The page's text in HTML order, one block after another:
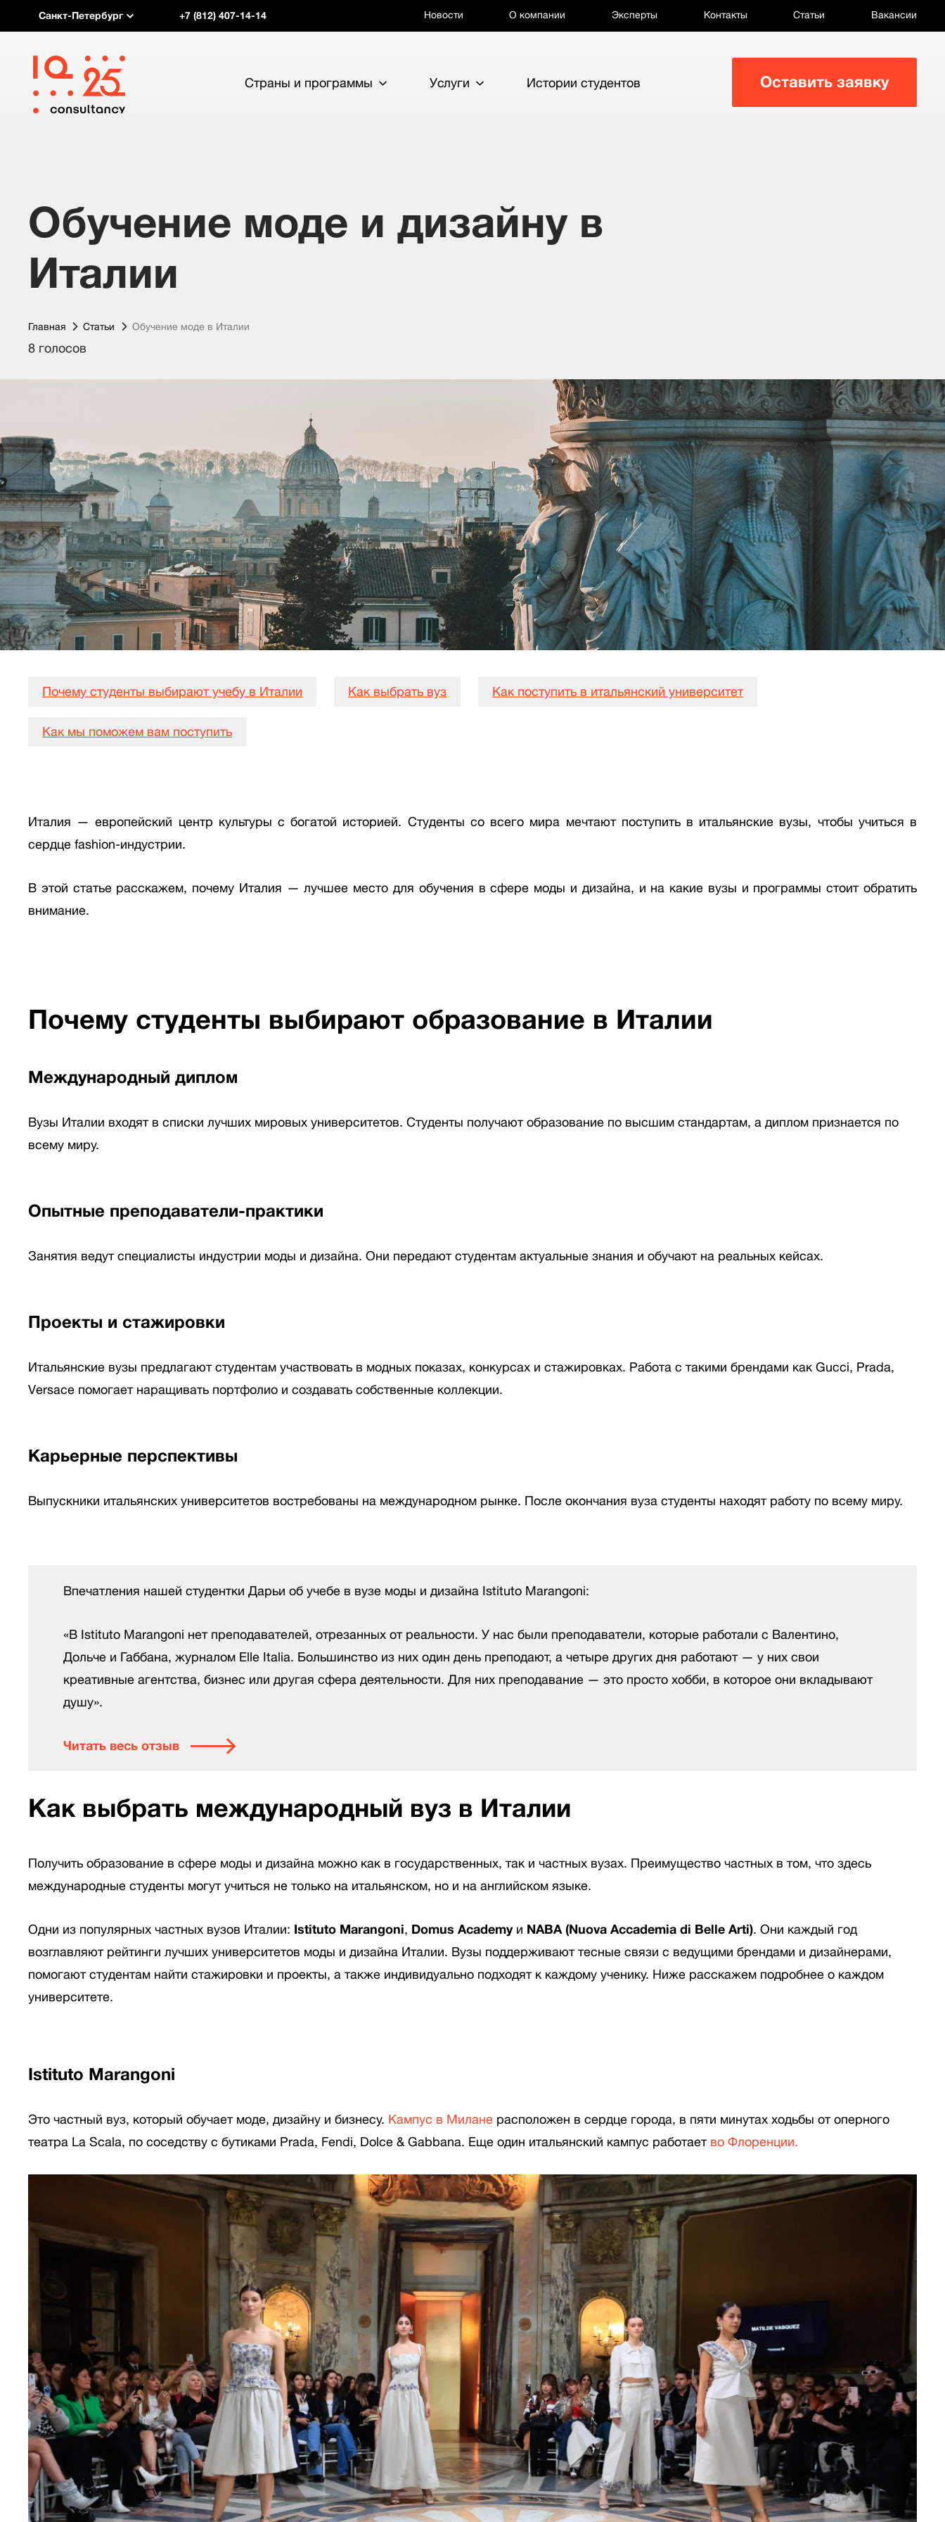
Санкт-Петербург +7 (812) 407-14-14 Новости О компании Эксперты Контакты Статьи Вакансии
Страны и программы Услуги Истории студентов Оставить заявку
Обучение моде и дизайну в
Италии
Главная Статьи Обучение моде в Италии
8 голосов
Почему студенты выбирают учебу в Италии Как выбрать вуз Как поступить в итальянский университет
Как мы поможем вам поступить
Италия — европейский центр культуры с богатой историей. Студенты со всего мира мечтают поступить в итальянские вузы, чтобы учиться в
сердце fashion-индустрии.
В этой статье расскажем, почему Италия — лучшее место для обучения в сфере моды и дизайна, и на какие вузы и программы стоит обратить
внимание.
Почему студенты выбирают образование в Италии
Международный диплом
Вузы Италии входят в списки лучших мировых университетов. Студенты получают образование по высшим стандартам, а диплом признается по
всему миру.
Опытные преподаватели-практики
Занятия ведут специалисты индустрии моды и дизайна. Они передают студентам актуальные знания и обучают на реальных кейсах.
Проекты и стажировки
Итальянские вузы предлагают студентам участвовать в модных показах, конкурсах и стажировках. Работа с такими брендами как Gucci, Prada,
Versace помогает наращивать портфолио и создавать собственные коллекции.
Карьерные перспективы
Выпускники итальянских университетов востребованы на международном рынке. После окончания вуза студенты находят работу по всему миру.
Впечатления нашей студентки Дарьи об учебе в вузе моды и дизайна Istituto Marangoni:
«В Istituto Marangoni нет преподавателей, отрезанных от реальности. У нас были преподаватели, которые работали с Валентино,
Дольче и Габбана, журналом Elle Italia. Большинство из них один день преподают, а четыре других дня работают — у них свои
креативные агентства, бизнес или другая сфера деятельности. Для них преподавание — это просто хобби, в которое они вкладывают
душу».
Читать весь отзыв
Как выбрать международный вуз в Италии
Получить образование в сфере моды и дизайна можно как в государственных, так и частных вузах. Преимущество частных в том, что здесь
международные студенты могут учиться не только на итальянском, но и на английском языке.
Одни из популярных частных вузов Италии: Istituto Marangoni, Domus Academyи NABA (Nuova Accademia di Belle Arti). Они каждый год
возглавляют рейтинги лучших университетов моды и дизайна Италии. Вузы поддерживают тесные связи с ведущими брендами и дизайнерами,
помогают студентам найти стажировки и проекты, а также индивидуально подходят к каждому ученику. Ниже расскажем подробнее о каждом
университете.
Istituto Marangoni
Это частный вуз, который обучает моде, дизайну и бизнесу. Кампус в Милане расположен в сердце города, в пяти минутах ходьбы от оперного
театра La Scala, по соседству с бутиками Prada, Fendi, Dolce & Gabbana. Еще один итальянский кампус работает во Флоренции.